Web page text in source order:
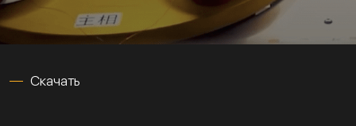
Скачать